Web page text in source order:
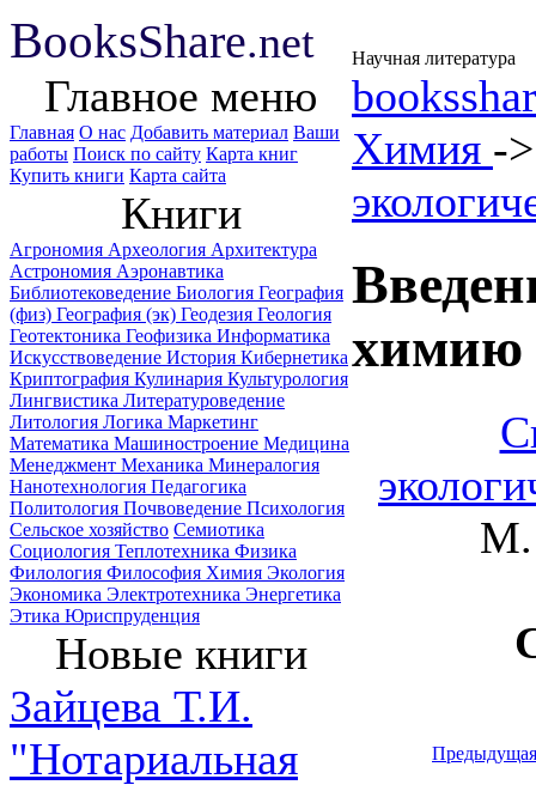
BooksShare.net Научная литература
Главное меню
Главная О нас Добавить материал Ваши
работы Поиск по сайту Карта книг
Купить книги Карта сайта
Книги
Агрономия Археология Архитектура
Астрономия Аэронавтика
Библиотековедение Биология География
(физ) География (эк) Геодезия Геология
Геотектоника Геофизика Информатика
Искусствоведение История Кибернетика
Криптография Кулинария Культурология
Лингвистика Литературоведение
Литология Логика Маркетинг
Математика Машиностроение Медицина
Менеджмент Механика Минералогия
Нанотехнология Педагогика
Политология Почвоведение Психология
Сельское хозяйство Семиотика
Социология Теплотехника Физика
Филология Философия Химия Экология
Экономика Электротехника Энергетика
Этика Юриспруденция
Новые книги
Зайцева Т.И.
"Нотариальная
Химия -
химию
Предыдущая